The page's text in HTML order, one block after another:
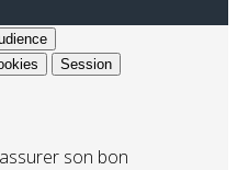
Session
son bon